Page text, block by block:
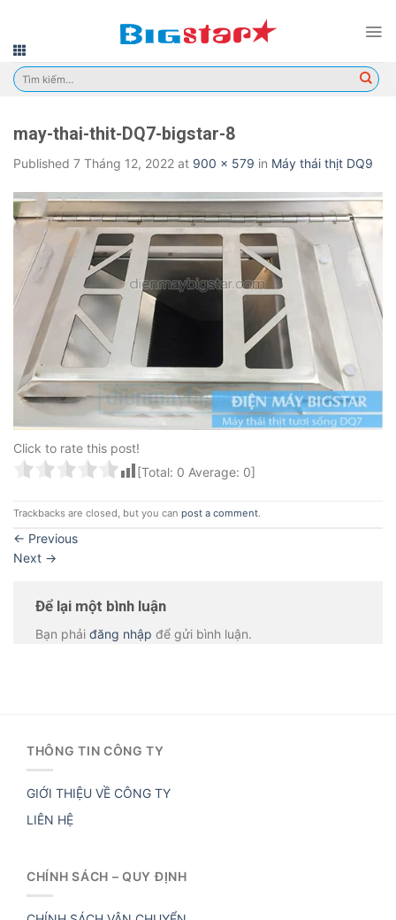
content
Tìm
kiếm:
may-thai-thit-DQ7-bigstar-8
Published 7 Tháng 12, 2022 at 900 × 579 in Máy thái thịt DQ9
Click to rate this post!
[Total: 0 Average: 0]
Trackbacks are closed, but you can post a comment.
← Previous
Next →
Để lại một bình luận
Bạn phải đăng nhập để gửi bình luận.
THÔNG TIN CÔNG TY
GIỚI THIỆU VỀ CÔNG TY
LIÊN HỆ
CHÍNH SÁCH – QUY ĐỊNH